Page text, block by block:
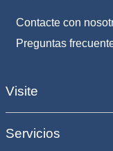
Contacte con
Preguntas
Visite
Servicios